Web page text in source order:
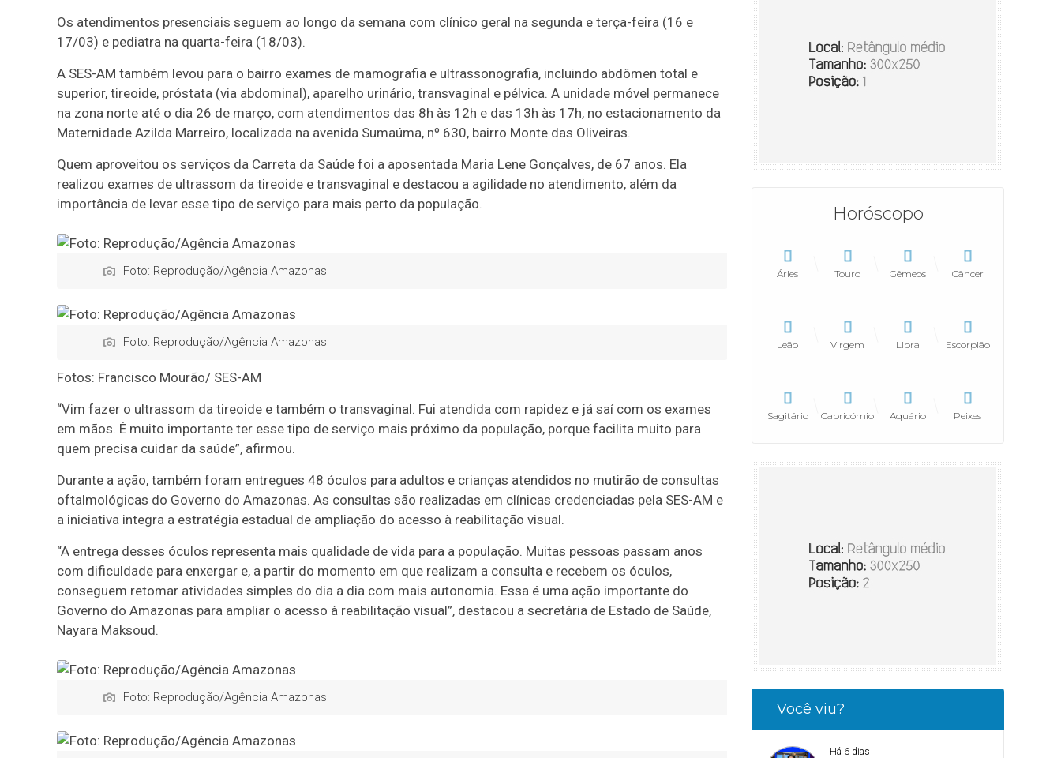
Os atendimentos presenciais seguem ao longo da semana com clínico geral na segunda e terça-feira (16 e
17/03) e pediatra na quarta-feira (18/03).
A SES-AM também levou para o bairro exames de mamografia e ultrassonografia, incluindo abdômen total e
superior, tireoide, próstata (via abdominal), aparelho urinário, transvaginal e pélvica. A unidade móvel permanece
na zona norte até o dia 26 de março, com atendimentos das 8h às 12h e das 13h às 17h, no estacionamento da
Maternidade Azilda Marreiro, localizada na avenida Sumaúma, nº 630, bairro Monte das Oliveiras.
Quem aproveitou os serviços da Carreta da Saúde foi a aposentada Maria Lene Gonçalves, de 67 anos. Ela
realizou exames de ultrassom da tireoide e transvaginal e destacou a agilidade no atendimento, além da
importância de levar esse tipo de serviço para mais perto da população.
Foto: Reprodução/Agência Amazonas
Foto: Reprodução/Agência Amazonas
Fotos: Francisco Mourão/ SES-AM
“Vim fazer o ultrassom da tireoide e também o transvaginal. Fui atendida com rapidez e já saí com os exames
em mãos. É muito importante ter esse tipo de serviço mais próximo da população, porque facilita muito para
quem precisa cuidar da saúde”, afirmou.
Durante a ação, também foram entregues 48 óculos para adultos e crianças atendidos no mutirão de consultas
oftalmológicas do Governo do Amazonas. As consultas são realizadas em clínicas credenciadas pela SES-AM e
a iniciativa integra a estratégia estadual de ampliação do acesso à reabilitação visual.
“A entrega desses óculos representa mais qualidade de vida para a população. Muitas pessoas passam anos
com dificuldade para enxergar e, a partir do momento em que realizam a consulta e recebem os óculos,
conseguem retomar atividades simples do dia a dia com mais autonomia. Essa é uma ação importante do
Governo do Amazonas para ampliar o acesso à reabilitação visual”, destacou a secretária de Estado de Saúde,
Nayara Maksoud.
Foto: Reprodução/Agência Amazonas
Horóscopo
Áries Touro Gêmeos Câncer
Leão Virgem Libra Escorpião
Sagitário Capricórnio Aquário Peixes
Você viu?
Há 6 dias